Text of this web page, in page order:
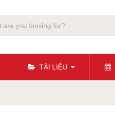
TÀI LIỆU